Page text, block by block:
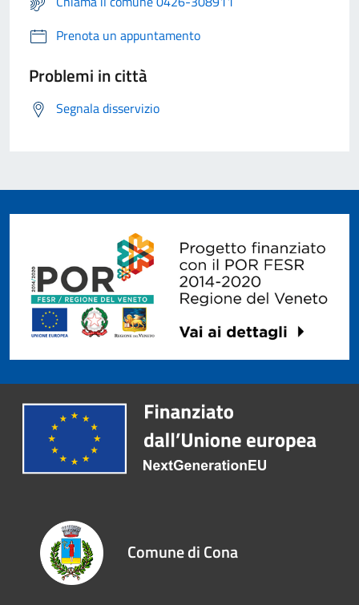
Prenota un appuntamento
Problemi in città
Segnala disservizio
Comune di Cona